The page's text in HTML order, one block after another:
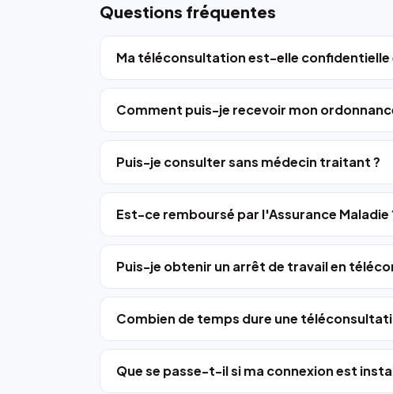
Questions fréquentes
Ma téléconsultation est-elle confidentielle
Comment puis-je recevoir mon
Puis-je consulter sans médecin traitant ?
Est-ce remboursé par l'Assurance Maladie
Puis-je obtenir un arrêt de travail en
Combien de temps dure une
Que se passe-t-il si ma connexion est